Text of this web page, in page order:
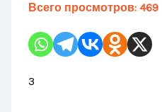
Всего просмотров: 469
3